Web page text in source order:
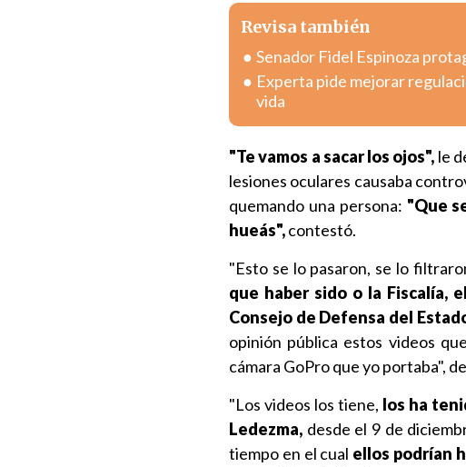
Revisa también
Senador Fidel Espinoza
Experta pide mejorar
vida
"Te vamos a sacar los ojos", le
lesiones oculares causaba
quemando una persona: "Que
hueás",contestó.
"Esto se lo pasaron, se lo
que haber sido o la Fiscalía,
Consejo de Defensa del
opinión pública estos videos
cámara GoPro que yo portaba",
"Los videos los tiene, los ha
Ledezma, desde el 9 de
tiempo en el cual ellos podrían